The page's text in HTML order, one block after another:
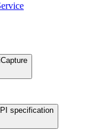
specification